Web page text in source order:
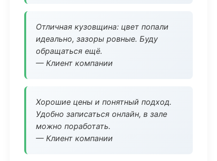
Отличная кузовщина: цвет попали
идеально, зазоры ровные. Буду
обращаться ещё.
— Клиент компании
Хорошие цены и понятный подход.
Удобно записаться онлайн, в зале
можно поработать.
— Клиент компании